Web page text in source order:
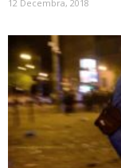
12 Decembra, 2018